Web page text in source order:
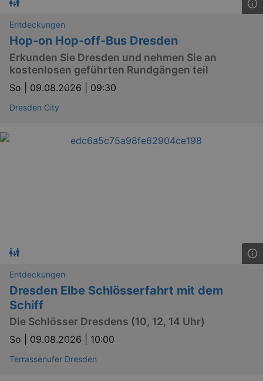
Entdeckungen
Hop-on Hop-off-Bus Dresden
Erkunden Sie Dresden und nehmen Sie an
kostenlosen geführten Rundgängen teil
So | 09.08.2026 | 09:30
Dresden City
Entdeckungen
Dresden Elbe Schlösserfahrt mit dem
Schiff
Die Schlösser Dresdens (10, 12, 14 Uhr)
So | 09.08.2026 | 10:00
Terrassenufer Dresden